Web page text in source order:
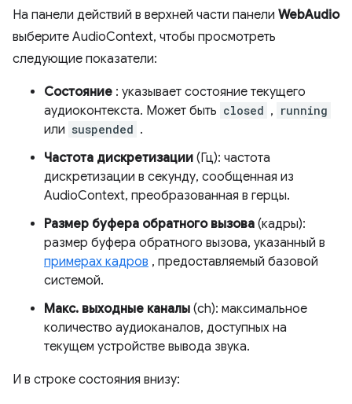
На панели действий в верхней части панели WebAudio
выберите AudioContext, чтобы просмотреть
следующие показатели:
Состояние : указывает состояние текущего
аудиоконтекста. Может быть closed , running
или suspended .
Частота дискретизации (Гц): частота
дискретизации в секунду, сообщенная из
AudioContext, преобразованная в герцы.
Размер буфера обратного вызова (кадры):
размер буфера обратного вызова, указанный в
примерах кадров , предоставляемый базовой
системой.
Макс. выходные каналы (ch): максимальное
количество аудиоканалов, доступных на
текущем устройстве вывода звука.
И в строке состояния внизу: